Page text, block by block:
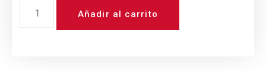
Añadir al carrito